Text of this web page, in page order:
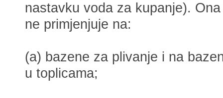
nastavku voda za kupanje).
ne primjenjuje na:
(a) bazene za plivanje i na
u toplicama;